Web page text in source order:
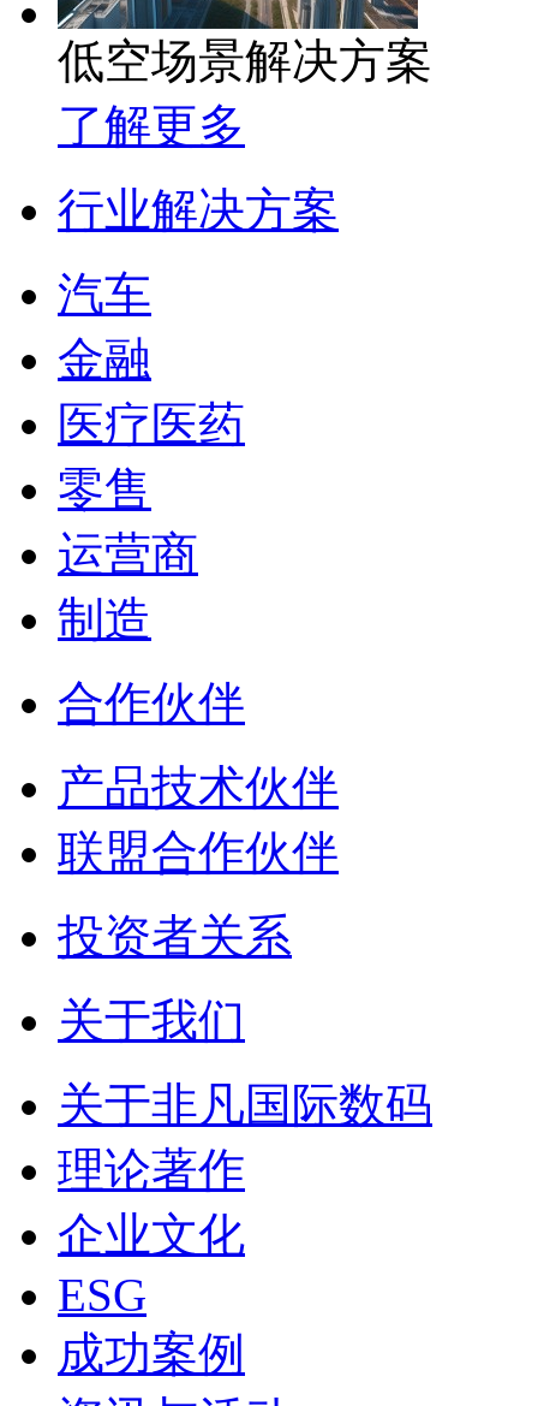
低空场景解决方案
了解更多
行业解决方案
汽车
金融
医疗医药
零售
运营商
制造
合作伙伴
产品技术伙伴
联盟合作伙伴
投资者关系
关于我们
关于非凡国际数码
理论著作
企业文化
ESG
成功案例